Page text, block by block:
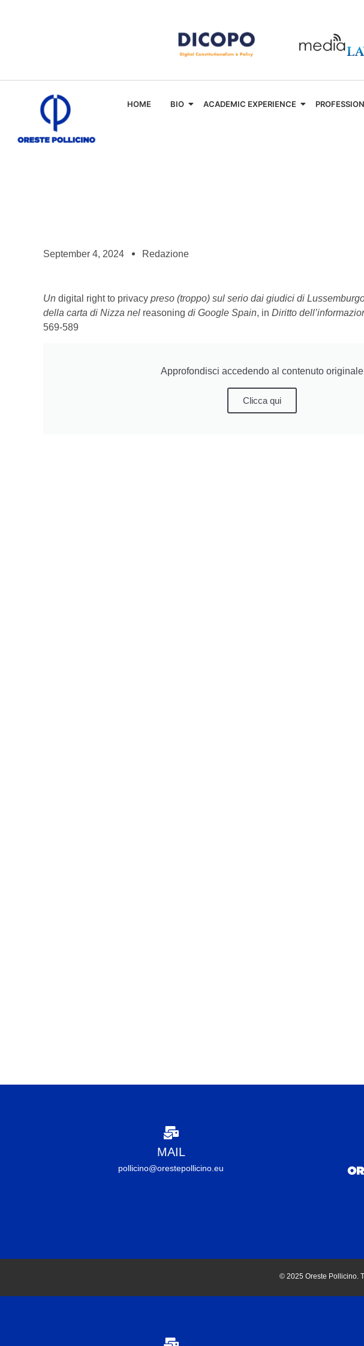
HOME BIO ACADEMIC EXPERIENCE
September 4, 2024 Redazione
Un digital right to privacy preso (troppo) sul serio dai giudici di
della carta di Nizza nel reasoning di Google Spain, in Diritto
569-589
Approfondisci accedendo al contenuto originale
Clicca qui
MAIL
pollicino@orestepollicino.eu
© 2025 Oreste Pollicino.